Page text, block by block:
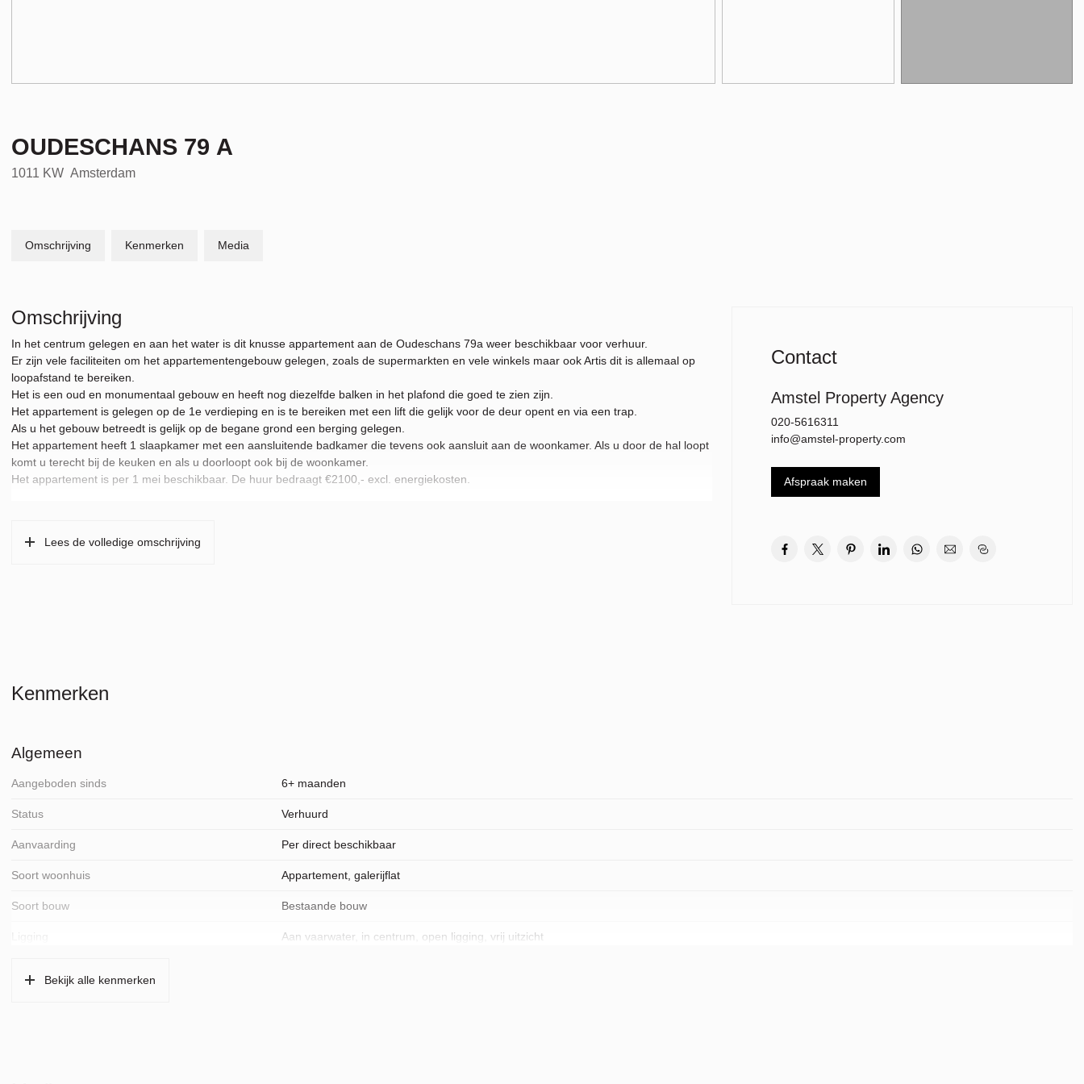
OUDESCHANS 79 A
1011 KW Amsterdam
Omschrijving Kenmerken Media
Omschrijving
In het centrum gelegen en aan het water is dit knusse appartement aan de Oudeschans 79a weer beschikbaar voor verhuur.
Er zijn vele faciliteiten om het appartementengebouw gelegen, zoals de supermarkten en vele winkels maar ook Artis dit is allemaal op
loopafstand te bereiken.
Het is een oud en monumentaal gebouw en heeft nog diezelfde balken in het plafond die goed te zien zijn.
Het appartement is gelegen op de 1e verdieping en is te bereiken met een lift die gelijk voor de deur opent en via een trap.
Als u het gebouw betreedt is gelijk op de begane grond een berging gelegen.
Het appartement heeft 1 slaapkamer met een aansluitende badkamer die tevens ook aansluit aan de woonkamer. Als u door de hal loopt
komt u terecht bij de keuken en als u doorloopt ook bij de woonkamer.
Het appartement is per 1 mei beschikbaar. De huur bedraagt €2100,- excl. energiekosten.
Lees de volledige omschrijving
Contact
Amstel Property Agency
020-5616311
info@amstel-property.com
Afspraak maken
Kenmerken
Algemeen
Aangeboden sinds 6+ maanden
Status Verhuurd
Aanvaarding Per direct beschikbaar
Soort woonhuis Appartement, galerijflat
Soort bouw Bestaande bouw
Ligging Aan vaarwater, in centrum, open ligging, vrij uitzicht
Oppervlakten en inhoud
Bekijk alle kenmerken